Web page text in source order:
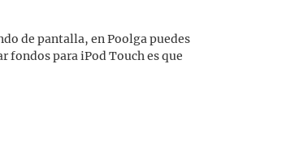
de pantalla, en Poolga puedes
fondos para iPod Touch es que